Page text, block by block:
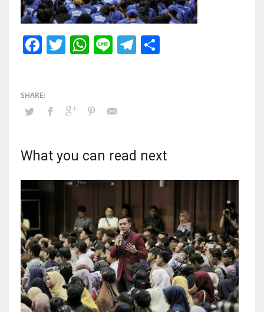
Facebook
Twitter
WhatsApp
LineTelegram
What you can read next